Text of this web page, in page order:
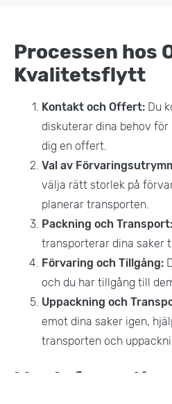
Processen hos
Kvalitetsflytt
Kontakt och Offert: Du
diskuterar dina behov
dig en offert.
Val av
välja rätt storlek på
planerar transporten.
Packning och Transport:
transporterar dina saker
Förvaring och Tillgång:
och du har tillgång till
Uppackning och
emot dina saker igen,
transporten och
Mer Information